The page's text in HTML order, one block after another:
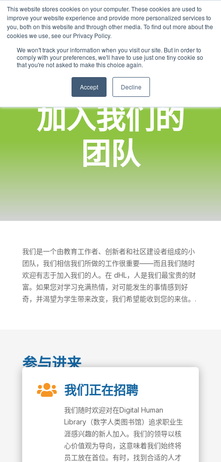
This website stores cookies on your computer. These cookies are used to
improve your website experience and provide more personalized services to
you, both on this website and through other media. To find out more about the
cookies we use, see our Privacy Policy.
We won't track your information when you visit our site. But in order to
comply with your preferences, we'll have to use just one tiny cookie so
that you're not asked to make this choice again.
Accept Decline
加入我们的
团队
我们是一个由教育工作者、创新者和社区建设者组成的小
团队，我们相信我们所做的工作很重要——而且我们随时
欢迎有志于加入我们的人。在 dHL，人是我们最宝贵的财
富。如果您对学习充满热情，对可能发生的事情感到好
奇，并渴望为学生带来改变，我们希望能收到您的来信。.
参与进来
 我们正在招聘
我们随时欢迎对在Digital Human
Library（数字人类图书馆）追求职业生
涯感兴趣的新人加入。我们的领导以核
心价值观为导向，这意味着我们始终将
员工放在首位。有时，找到合适的人才
Chinese
English
Spanish
Hindi
Tagalog